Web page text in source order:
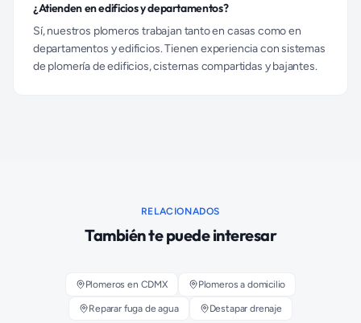
¿Atienden en edificios y departamentos?
Sí, nuestros plomeros trabajan tanto en casas como en
departamentos y edificios. Tienen experiencia con sistemas
de plomería de edificios, cisternas compartidas y bajantes.
RELACIONADOS
También te puede interesar
Plomeros en CDMX Plomeros a domicilio
Reparar fuga de agua Destapar drenaje